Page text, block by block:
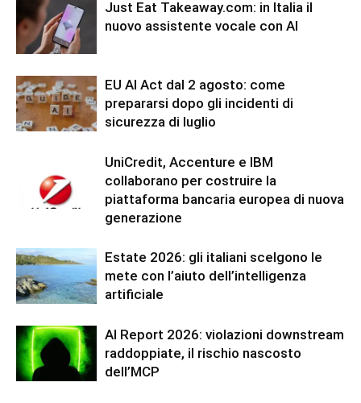
Just Eat Takeaway.com: in Italia il
nuovo assistente vocale con AI
EU AI Act dal 2 agosto: come
prepararsi dopo gli incidenti di
sicurezza di luglio
UniCredit, Accenture e IBM
collaborano per costruire la
piattaforma bancaria europea di nuova
generazione
Estate 2026: gli italiani scelgono le
mete con l’aiuto dell’intelligenza
artificiale
AI Report 2026: violazioni downstream
raddoppiate, il rischio nascosto
dell’MCP